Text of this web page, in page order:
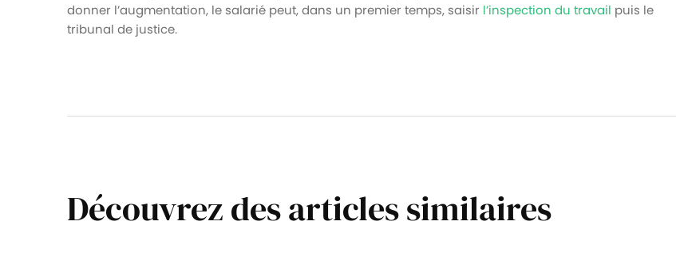
donner l’augmentation, le salarié peut, dans un premier temps, saisir l’inspection du travail puis le
tribunal de justice.
Découvrez des articles similaires